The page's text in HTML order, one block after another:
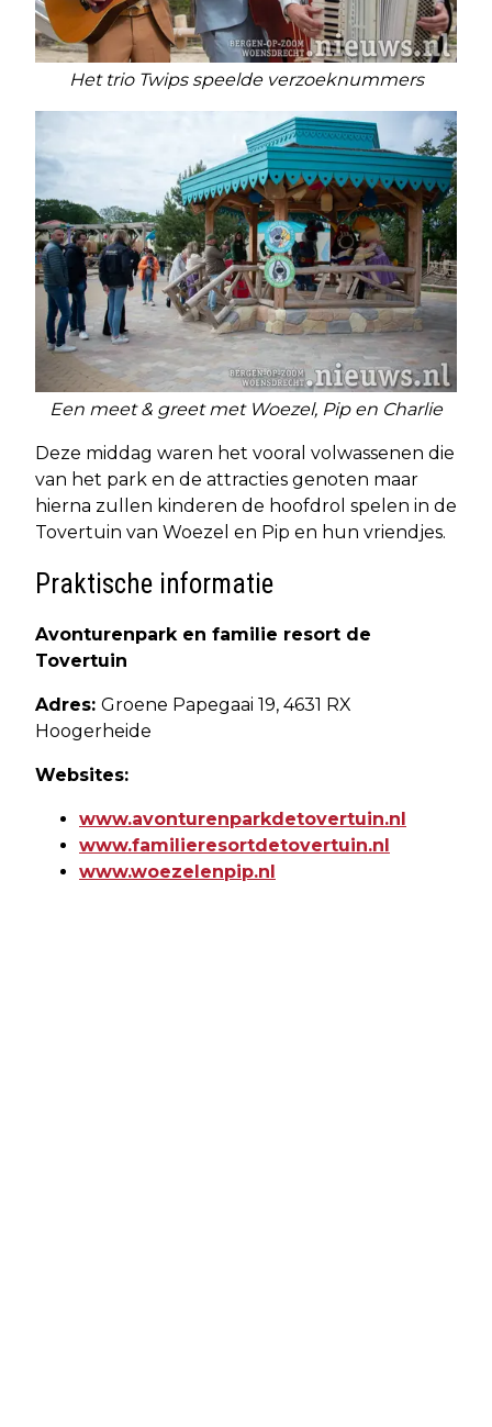
Het trio Twips speelde verzoeknummers
Een meet & greet met Woezel, Pip en Charlie
Deze middag waren het vooral volwassenen die
van het park en de attracties genoten maar
hierna zullen kinderen de hoofdrol spelen in de
Tovertuin van Woezel en Pip en hun vriendjes.
Praktische informatie
Avonturenpark en familie resort de
Tovertuin
Adres: Groene Papegaai 19, 4631 RX
Hoogerheide
Websites:
www.avonturenparkdetovertuin.nl
www.familieresortdetovertuin.nl
www.woezelenpip.nl